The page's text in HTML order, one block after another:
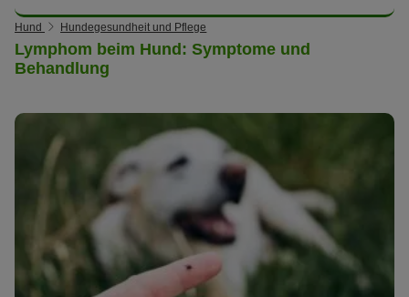
Hund Hundegesundheit und Pflege
Lymphom beim Hund: Symptome und
Behandlung